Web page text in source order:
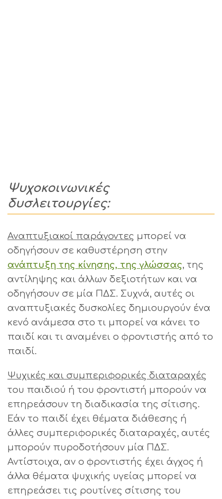
Ψυχοκοινωνικές
δυσλειτουργίες:
Αναπτυξιακοί παράγοντες μπορεί να
οδηγήσουν σε καθυστέρηση στην
ανάπτυξη της κίνησης, της γλώσσας, της
αντίληψης και άλλων δεξιοτήτων και να
οδηγήσουν σε μία ΠΔΣ. Συχνά, αυτές οι
αναπτυξιακές δυσκολίες δημιουργούν ένα
κενό ανάμεσα στο τι μπορεί να κάνει το
παιδί και τι αναμένει ο φροντιστής από το
παιδί.
Ψυχικές και συμπεριφορικές διαταραχές
του παιδιού ή του φροντιστή μπορούν να
επηρεάσουν τη διαδικασία της σίτισης.
Εάν το παιδί έχει θέματα διάθεσης ή
άλλες συμπεριφορικές διαταραχές, αυτές
μπορούν πυροδοτήσουν μία ΠΔΣ.
Αντίστοιχα, αν ο φροντιστής έχει άγχος ή
άλλα θέματα ψυχικής υγείας μπορεί να
επηρεάσει τις ρουτίνες σίτισης του